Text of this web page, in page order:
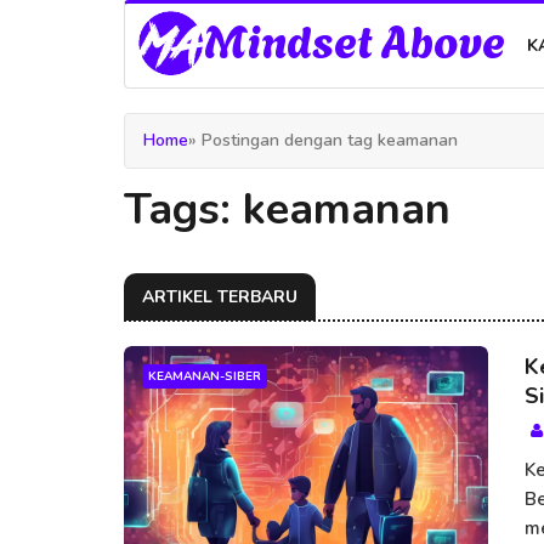
Mindset Above
Home» Postingan dengan tag keamanan
Tags: keamanan
ARTIKEL TERBARU
KEAMANAN-SIBER